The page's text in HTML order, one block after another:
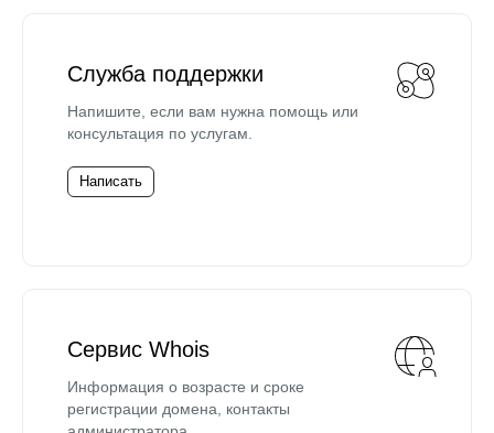
Служба поддержки
Напишите, если вам нужна помощь или
консультация по услугам.
Написать
Сервис Whois
Информация о возрасте и сроке
регистрации домена, контакты